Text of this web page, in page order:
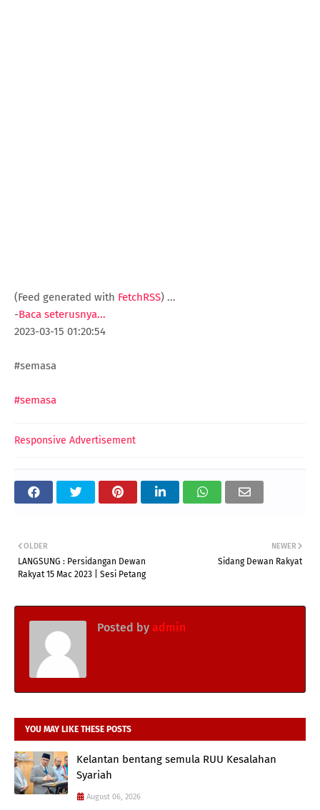
(Feed generated with FetchRSS) ...
-Baca seterusnya...
2023-03-15 01:20:54
#semasa
#semasa
Responsive Advertisement
NEWER
Sidang Dewan Rakyat
OLDER
LANGSUNG : Persidangan Dewan
Rakyat 15 Mac 2023 | Sesi Petang
Posted by admin
YOU MAY LIKE THESE POSTS
Kelantan bentang semula RUU Kesalahan
Syariah
August 06, 2026